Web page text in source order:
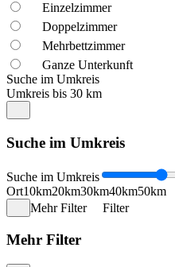
Einzelzimmer
Doppelzimmer
Mehrbettzimmer
Ganze Unterkunft
Suche im Umkreis
Umkreis bis 30 km
Suche im Umkreis
Suche im Umkreis
Ort10km20km30km40km50km
Mehr Filter
Filter
Mehr Filter